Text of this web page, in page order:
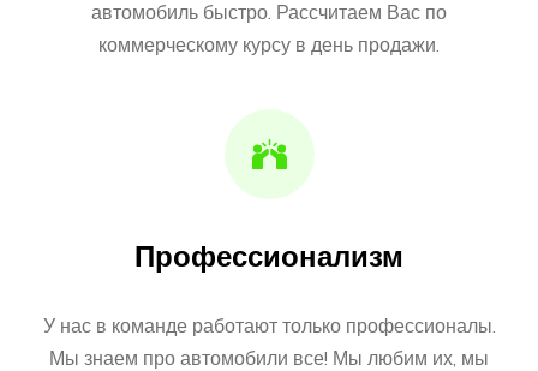
автомобиль быстро. Рассчитаем Вас по
коммерческому курсу в день продажи.
Профессионализм
У нас в команде работают только профессионалы.
Мы знаем про автомобили все! Мы любим их, мы